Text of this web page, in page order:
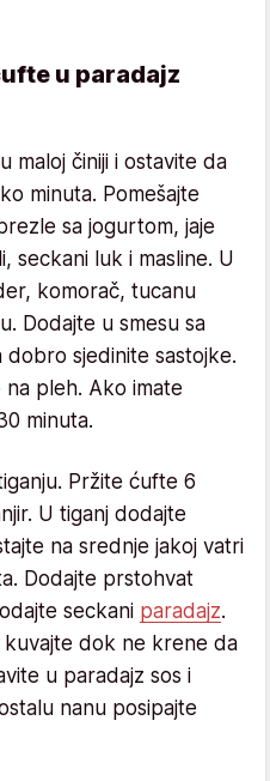
u paradajz
u maloj činiji i ostavite da
minuta. Pomešajte
sa jogurtom, jaje
seckani luk i masline. U
komorač, tucanu
Dodajte u smesu sa
dobro sjedinite sastojke.
na pleh. Ako imate
minuta.
Pržite ćufte 6
U tiganj dodajte
na srednje jakoj vatri
Dodajte prstohvat
seckani paradajz.
kuvajte dok ne krene da
u paradajz sos i
nanu posipajte